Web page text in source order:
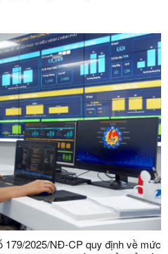
179/2025/NĐ-CP quy định về mức